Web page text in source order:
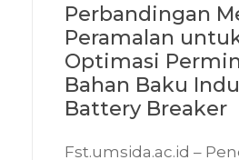
Perbandingan
Peramalan
Optimasi
Bahan Baku
Battery Breaker
Fst.umsida.ac.id –